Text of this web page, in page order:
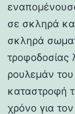
σε σκληρά
σκληρά
τροφοδοσίας
ρουλεμάν
καταστροφή
χρόνο για